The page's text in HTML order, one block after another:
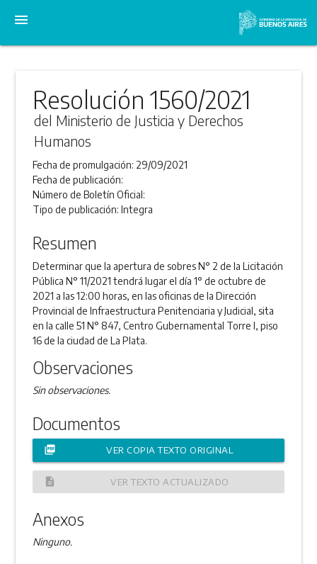
menu
Resolución 1560/2021
del Ministerio de Justicia y Derechos
Humanos
Fecha de promulgación: 29/09/2021
Fecha de publicación:
Número de Boletín Oficial:
Tipo de publicación:Integra
Resumen
Determinar que la apertura de sobres N° 2 de la Licitación
Pública N° 11/2021 tendrá lugar el día 1° de octubre de
2021 a las 12:00 horas, en las oficinas de la Dirección
Provincial de Infraestructura Penitenciaria y Judicial, sita
en la calle 51 N° 847, Centro Gubernamental Torre I, piso
16 de la ciudad de La Plata.
Observaciones
Sin observaciones.
Documentos
picture_as_pdf VER COPIA TEXTO ORIGINAL
description VER TEXTO ACTUALIZADO
Anexos
Ninguno.